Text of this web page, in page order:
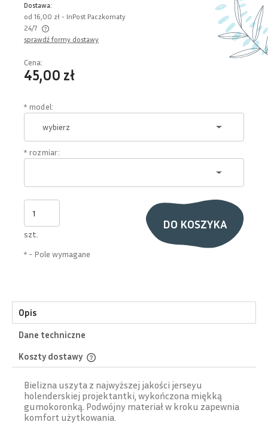
Dostawa:
od 16,00 zł - InPost Paczkomaty
24/7
Cena nie zawiera ewentualnych kosztów płatności
sprawdź formy dostawy
Cena:
45,00 zł
* model:
* rozmiar:
szt.
DO KOSZYKA
* - Pole wymagane
Opis
Dane techniczne
Koszty dostawy
Cena nie zawiera ewentualnych kosztów płatności
Bielizna uszyta z najwyższej jakości jerseyu
holenderskiej projektantki, wykończona miękką
gumokoronką. Podwójny materiał w kroku zapewnia
komfort użytkowania.